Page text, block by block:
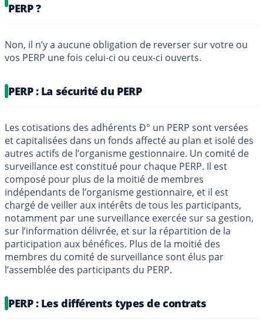
PERP ?
Non, il n’y a aucune obligation de reverser sur votre ou
vos PERP une fois celui-ci ou ceux-ci ouverts.
PERP : La sécurité du PERP
Les cotisations des adhérents Ð° un PERP sont versées
et capitalisées dans un fonds affecté au plan et isolé des
autres actifs de l’organisme gestionnaire. Un comité de
surveillance est constitué pour chaque PERP. Il est
composé pour plus de la moitié de membres
indépendants de l’organisme gestionnaire, et il est
chargé de veiller aux intérêts de tous les participants,
notamment par une surveillance exercée sur sa gestion,
sur l’information délivrée, et sur la répartition de la
participation aux bénéfices. Plus de la moitié des
membres du comité de surveillance sont élus par
l’assemblée des participants du PERP.
PERP : Les différents types de contrats